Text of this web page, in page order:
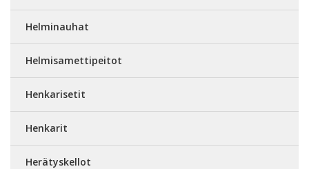
Helminauhat
Helmisamettipeitot
Henkarisetit
Henkarit
Herätyskellot